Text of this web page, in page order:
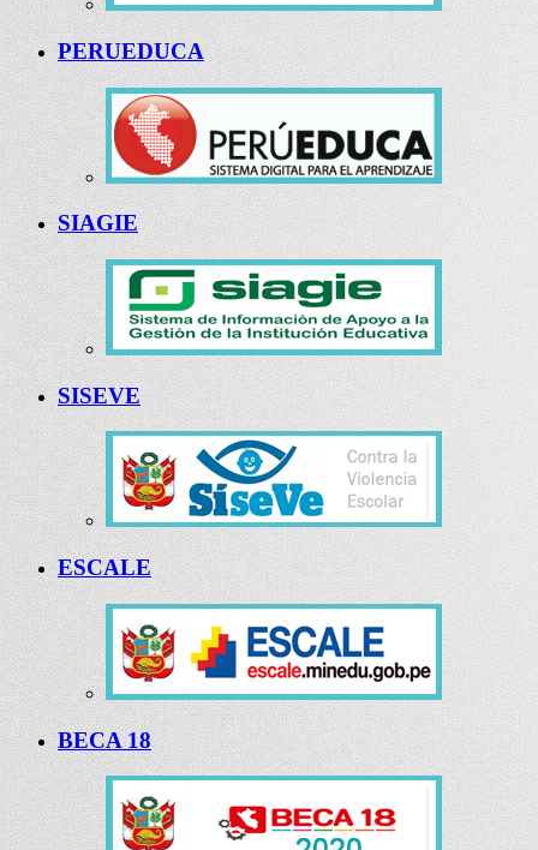
PERUEDUCA
SIAGIE
SISEVE
ESCALE
BECA 18